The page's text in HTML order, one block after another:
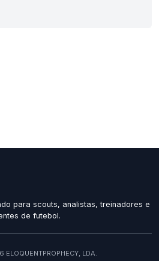
para scouts, analistas, treinadores e
de futebol.
LDA.